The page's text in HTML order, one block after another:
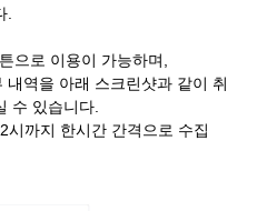
.
으로 이용이 가능하며,
역을 아래 스크린샷과 같이 취
수 있습니다.
까지 한시간 간격으로 수집